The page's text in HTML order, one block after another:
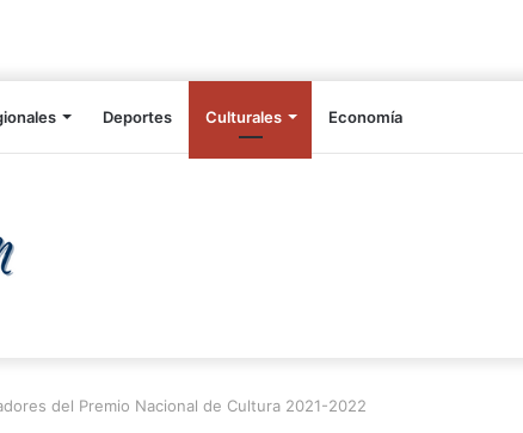
Deportes Culturales Economía
del Premio Nacional de Cultura 2021-2022